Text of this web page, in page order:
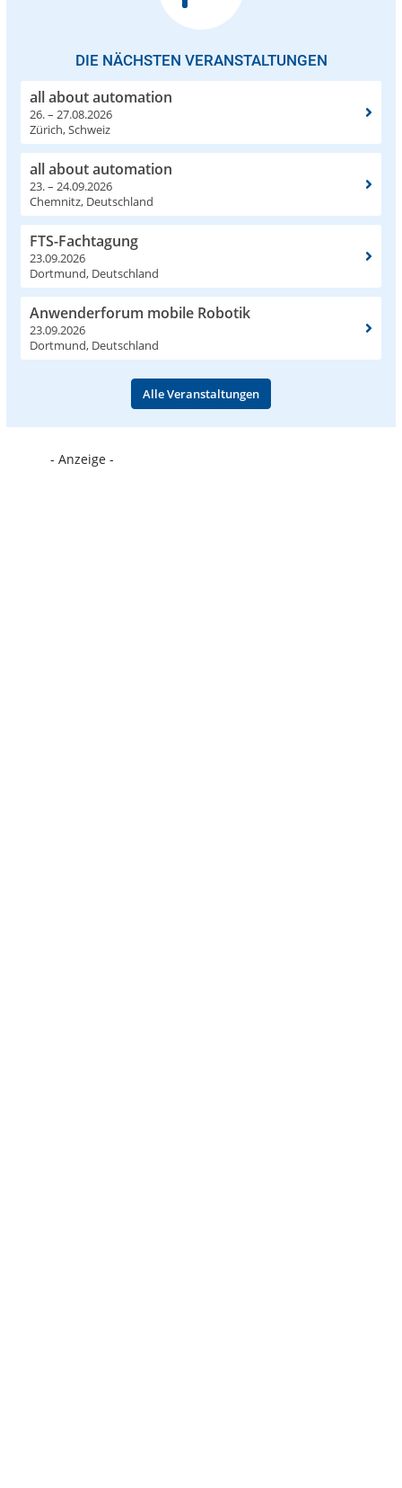
DIE NÄCHSTEN VERANSTALTUNGEN
all about automation
26. – 27.08.2026
Zürich, Schweiz
all about automation
23. – 24.09.2026
Chemnitz, Deutschland
FTS-Fachtagung
23.09.2026
Dortmund, Deutschland
Anwenderforum mobile Robotik
23.09.2026
Dortmund, Deutschland
Alle Veranstaltungen
- Anzeige -